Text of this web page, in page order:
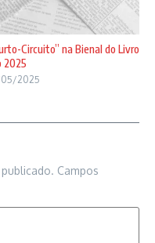
Circuito” na Bienal do Livro
2025
2025
Campos